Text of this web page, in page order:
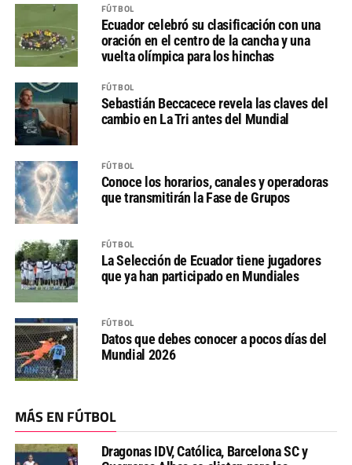
FÚTBOL
Ecuador celebró su clasificación con una
oración en el centro de la cancha y una
vuelta olímpica para los hinchas
FÚTBOL
Sebastián Beccacece revela las claves del
cambio en La Tri antes del Mundial
FÚTBOL
Conoce los horarios, canales y operadoras
que transmitirán la Fase de Grupos
FÚTBOL
La Selección de Ecuador tiene jugadores
que ya han participado en Mundiales
FÚTBOL
Datos que debes conocer a pocos días del
Mundial 2026
MÁS EN FÚTBOL
Dragonas IDV, Católica, Barcelona SC y